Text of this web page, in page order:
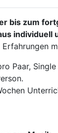
bis zum
individuell
Paar,